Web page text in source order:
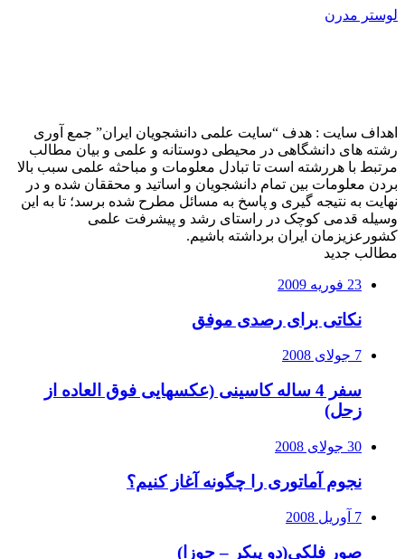
لوستر مدرن
اهداف سایت : هدف “سایت علمی دانشجویان ایران” جمع آوری
رشته های دانشگاهی در محیطی دوستانه و علمی و بیان مطالب
مرتبط با هررشته است تا تبادل معلومات و مباحثه علمی سبب بالا
بردن معلومات بین تمام دانشجویان و اساتید و محققان شده و در
نهایت به نتیجه گیری و پاسخ به مسائل مطرح شده برسد؛ تا به این
وسیله قدمی کوچک در راستای رشد و پیشرفت علمی
کشورعزیزمان ایران برداشته باشیم.
مطالب جدید
23 فوریه 2009
نکاتی برای رصدی موفق
7 جولای 2008
سفر 4 ساله کاسینی (عکسهایی فوق العاده از
زحل)
30 جولای 2008
نجوم آماتوری را چگونه آغاز کنیم؟
7 آوریل 2008
صور فلكي(دو پیکر – جوزا)